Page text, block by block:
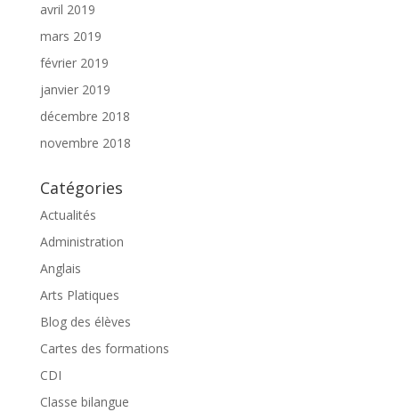
avril 2019
mars 2019
février 2019
janvier 2019
décembre 2018
novembre 2018
Catégories
Actualités
Administration
Anglais
Arts Platiques
Blog des élèves
Cartes des formations
CDI
Classe bilangue